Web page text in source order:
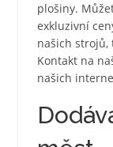
plošiny.
exkluzivní
našich strojů,
Kontakt na
našich